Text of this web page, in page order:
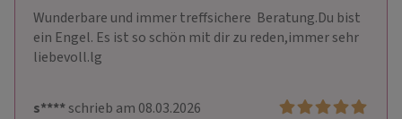
Wunderbare und immer treffsichere  Beratung.Du bist
ein Engel. Es ist so schön mit dir zu reden,immer sehr
liebevoll.lg
s****schrieb am 08.03.2026